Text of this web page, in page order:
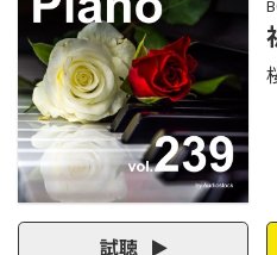
試聴